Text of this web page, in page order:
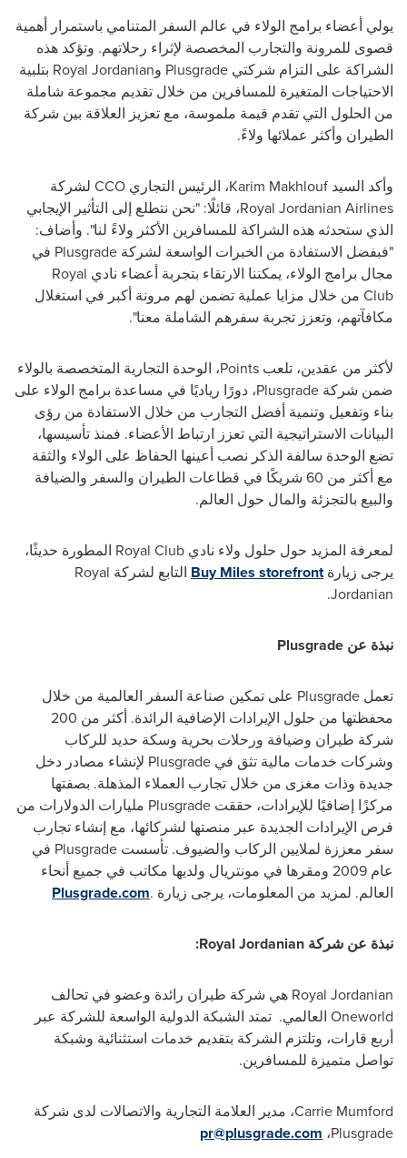
يولي أعضاء برامج الولاء في عالم السفر المتنامي باستمرار أهمية
قصوى للمرونة والتجارب المخصصة لإثراء رحلاتهم. وتؤكد هذه
الشراكة على التزام شركتي Plusgrade وRoyal Jordanian بتلبية
الاحتياجات المتغيرة للمسافرين من خلال تقديم مجموعة شاملة
من الحلول التي تقدم قيمة ملموسة، مع تعزيز العلاقة بين شركة
الطيران وأكثر عملائها ولاءً.
وأكد السيد Karim Makhlouf، الرئيس التجاري CCO لشركة
Royal Jordanian Airlines، قائلًا: "نحن نتطلع إلى التأثير الإيجابي
الذي ستحدثه هذه الشراكة للمسافرين الأكثر ولاءً لنا". وأضاف:
"فبفضل الاستفادة من الخبرات الواسعة لشركة Plusgrade في
مجال برامج الولاء، يمكننا الارتقاء بتجربة أعضاء نادي Royal
Club من خلال مزايا عملية تضمن لهم مرونة أكبر في استغلال
مكافآتهم، وتعزز تجربة سفرهم الشاملة معنا".
لأكثر من عقدين، تلعب Points، الوحدة التجارية المتخصصة بالولاء
ضمن شركة Plusgrade، دورًا رياديًا في مساعدة برامج الولاء على
بناء وتفعيل وتنمية أفضل التجارب من خلال الاستفادة من رؤى
البيانات الاستراتيجية التي تعزز ارتباط الأعضاء. فمنذ تأسيسها،
تضع الوحدة سالفة الذكر نصب أعينها الحفاظ على الولاء والثقة
مع أكثر من 60 شريكًا في قطاعات الطيران والسفر والضيافة
والبيع بالتجزئة والمال حول العالم.
لمعرفة المزيد حول حلول ولاء نادي Royal Club المطورة حديثًا،
يرجى زيارةBuy Miles storefront التابع لشركة Royal
Jordanian
.
نبذة عن Plusgrade
تعمل Plusgrade على تمكين صناعة السفر العالمية من خلال
محفظتها من حلول الإيرادات الإضافية الرائدة. أكثر من 200
شركة طيران وضيافة ورحلات بحرية وسكة حديد للركاب
وشركات خدمات مالية تثق في Plusgrade لإنشاء مصادر دخل
جديدة وذات مغزى من خلال تجارب العملاء المذهلة. بصفتها
مركزًا إضافيًا للإيرادات، حققت Plusgrade مليارات الدولارات من
فرص الإيرادات الجديدة عبر منصتها لشركائها، مع إنشاء تجارب
سفر معززة لملايين الركاب والضيوف. تأسست Plusgrade في
عام 2009 ومقرها في مونتريال ولديها مكاتب في جميع أنحاء
العالم. لمزيد من المعلومات، يرجى زيارة .
Plusgrade.com
نبذة عن شركة Royal Jordanian
:
Royal Jordanian هي شركة طيران رائدة وعضو في تحالف
Oneworld العالمي. تمتد الشبكة الدولية الواسعة للشركة عبر
أربع قارات، وتلتزم الشركة بتقديم خدمات استثنائية وشبكة
تواصل متميزة للمسافرين.
Carrie Mumford، مدير العلامة التجارية والاتصالات لدى شركة
Plusgrade، pr@plusgrade.com